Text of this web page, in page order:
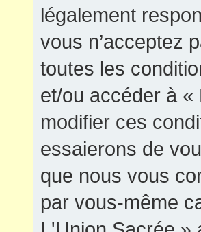
légalement
vous n’acceptez
toutes les
et/ou accéder à
modifier ces
essaierons de
que nous vous
par vous-même